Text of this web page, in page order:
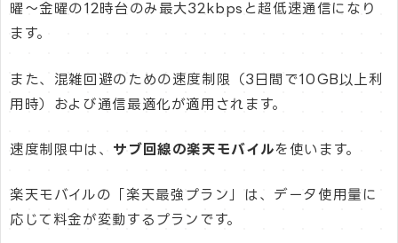
曜～金曜の12時台のみ最大32kbpsと超低速通信になり
ます。
また、混雑回避のための速度制限（3日間で10GB以上利
用時）および通信最適化が適用されます。
速度制限中は、 サブ回線の楽天モバイルを使います。
楽天モバイルの「楽天最強プラン」は、データ使用量に
応じて料金が変動するプランです。